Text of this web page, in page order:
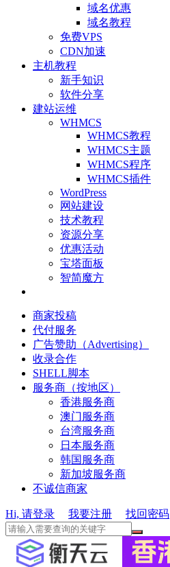
域名优惠
域名教程
免费VPS
CDN加速
主机教程
新手知识
软件分享
建站运维
WHMCS
WHMCS教程
WHMCS主题
WHMCS程序
WHMCS插件
WordPress
网站建设
技术教程
资源分享
优惠活动
宝塔面板
智简魔方
商家投稿
代付服务
广告赞助（Advertising）
收录合作
SHELL脚本
服务商（按地区）
香港服务商
澳门服务商
台湾服务商
日本服务商
韩国服务商
新加坡服务商
不诚信商家
Hi, 请登录 我要注册 找回密码